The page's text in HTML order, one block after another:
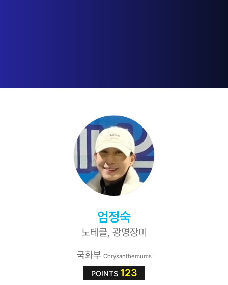
엄정숙
노테클, 광명장미
국화부 Chrysanthemums
POINTS 123